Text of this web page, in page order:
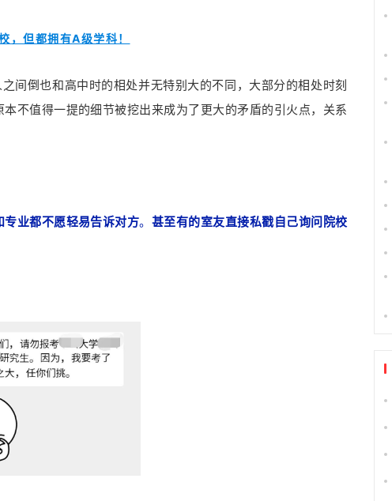
，但都拥有A级学科！
间倒也和高中时的相处并无特别大的不同，大部分的相处时刻
不值得一提的细节被挖出来成为了更大的矛盾的引火点，关系
业都不愿轻易告诉对方。 甚至有的室友直接私戳自己询问院校